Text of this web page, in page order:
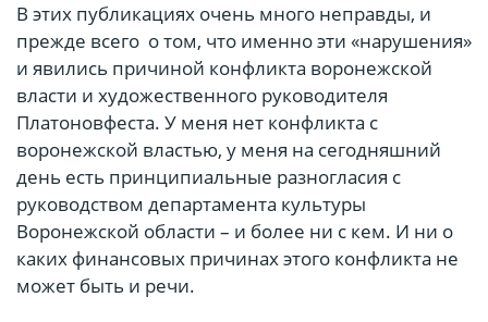
В этих публикациях очень много неправды, и
прежде всего о том, что именно эти «нарушения»
и явились причиной конфликта воронежской
власти и художественного руководителя
Платоновфеста. У меня нет конфликта с
воронежской властью, у меня на сегодняшний
день есть принципиальные разногласия с
руководством департамента культуры
Воронежской области – и более ни с кем. И ни о
каких финансовых причинах этого конфликта не
может быть и речи.